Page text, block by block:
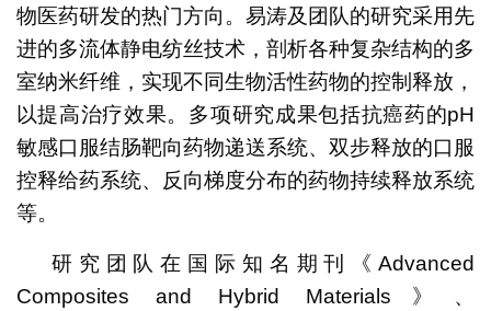
物医药研发的热门方向。易涛及团队的研究采用先
进的多流体静电纺丝技术，剖析各种复杂结构的多
室纳米纤维，实现不同生物活性药物的控制释放，
以提高治疗效果。多项研究成果包括抗癌药的pH
敏感口服结肠靶向药物递送系统、双步释放的口服
控释给药系统、反向梯度分布的药物持续释放系统
等。
研究团队在国际知名期刊《Advanced
Composites and Hybrid Materials》、